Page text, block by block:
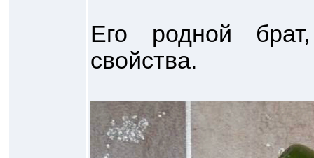
Его родной
свойства.